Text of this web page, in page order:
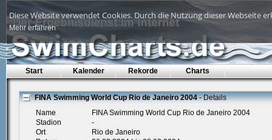
Diese Website verwendet Cookies. Durch die Nutzung dieser Webseite
Mehr erfahren
Start Kalender Rekorde Charts
FINA Swimming World Cup Rio de Janeiro 2004- Details
Name
FINA Swimming World Cup Rio de Janeiro 2004
Stadion
-
Ort
Rio de Janeiro